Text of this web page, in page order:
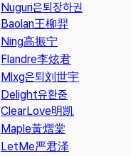
Nuguri은퇴 장하권
Baolan王柳羿
Ning高振宁
Flandre李炫君
Mlxg은퇴 刘世宇
Delight유환중
ClearLove明凯
Maple黃熠棠
LetMe严君泽